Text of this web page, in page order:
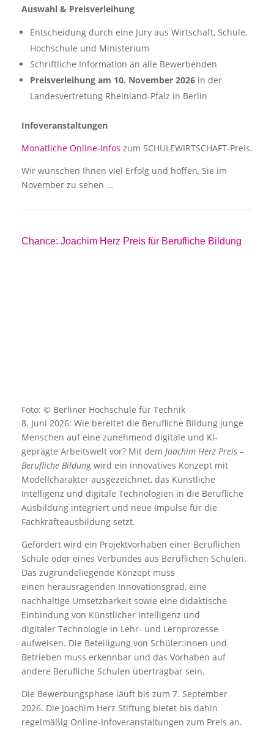
Auswahl & Preisverleihung
Entscheidung durch eine Jury aus Wirtschaft, Schule,
Hochschule und Ministerium
Schriftliche Information an alle Bewerbenden
Preisverleihung am 10. November 2026 in der
Landesvertretung Rheinland‑Pfalz in Berlin
Infoveranstaltungen
Monatliche Online-Infos zum SCHULEWIRTSCHAFT-Preis.
Wir wünschen Ihnen viel Erfolg und hoffen, Sie im
November zu sehen …
Chance: Joachim Herz Preis für Berufliche Bildung
Foto: © Berliner Hochschule für Technik
8. Juni 2026: Wie bereitet die Berufliche Bildung junge
Menschen auf eine zunehmend digitale und KI-
geprägte Arbeitswelt vor? Mit dem Joachim Herz Preis –
Berufliche Bildung wird ein innovatives Konzept mit
Modellcharakter ausgezeichnet, das Künstliche
Intelligenz und digitale Technologien in die Berufliche
Ausbildung integriert und neue Impulse für die
Fachkräfteausbildung setzt.
Gefördert wird ein Projektvorhaben einer Beruflichen
Schule oder eines Verbundes aus Beruflichen Schulen.
Das zugrundeliegende Konzept muss
einen herausragenden Innovationsgrad, eine
nachhaltige Umsetzbarkeit sowie eine didaktische
Einbindung von Künstlicher Intelligenz und
digitaler Technologie in Lehr- und Lernprozesse
aufweisen. Die Beteiligung von Schüler:innen und
Betrieben muss erkennbar und das Vorhaben auf
andere Berufliche Schulen übertragbar sein.
Die Bewerbungsphase läuft bis zum 7. September
2026. Die Joachim Herz Stiftung bietet bis dahin
regelmäßig Online-Infoveranstaltungen zum Preis an.